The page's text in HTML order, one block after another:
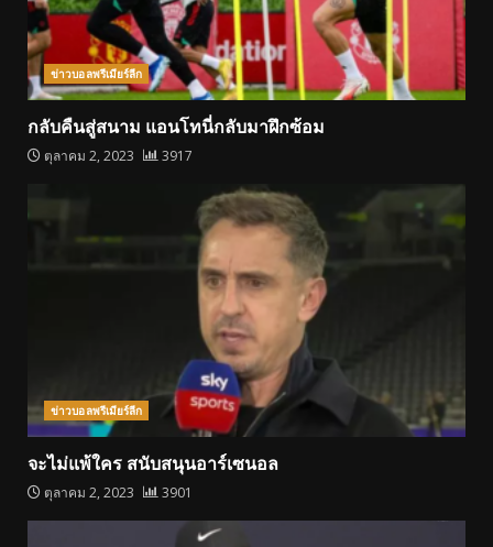
ข่าวบอลพรีเมียร์ลีก
กลับคืนสู่สนาม แอนโทนี่กลับมาฝึกซ้อม
ตุลาคม 2, 2023 3917
ข่าวบอลพรีเมียร์ลีก
จะไม่แพ้ใคร สนับสนุนอาร์เซนอล
ตุลาคม 2, 2023 3901